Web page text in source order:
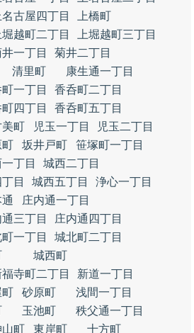
名古屋四丁目
上橋町
堀越町二丁目
上堀越町三丁目
一丁目
菊井二丁目
清里町
康生通一丁目
一丁目
香呑町二丁目
四丁目
香呑町五丁目
美町 児玉一丁目
児玉二丁目
町 坂井戸町
笹塚町一丁目
丁目
城西二丁目
目 城西五丁目
浄心一丁目
庄内通一丁目
三丁目
庄内通四丁目
一丁目
城北町二丁目
城西町
福寺町二丁目
新道一丁目
町 砂原町
浅間一丁目
玉池町
秩父通一丁目
山町 東岸町
十方町